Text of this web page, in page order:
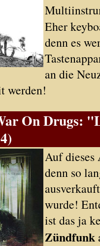
Eher
denn es
an die
werden!
On Drugs:
Auf dieses
denn so
wurde!
ist das ja
Zündfunk